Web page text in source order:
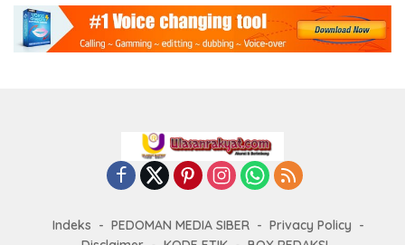
Indeks PEDOMAN MEDIA SIBER
Privacy Policy